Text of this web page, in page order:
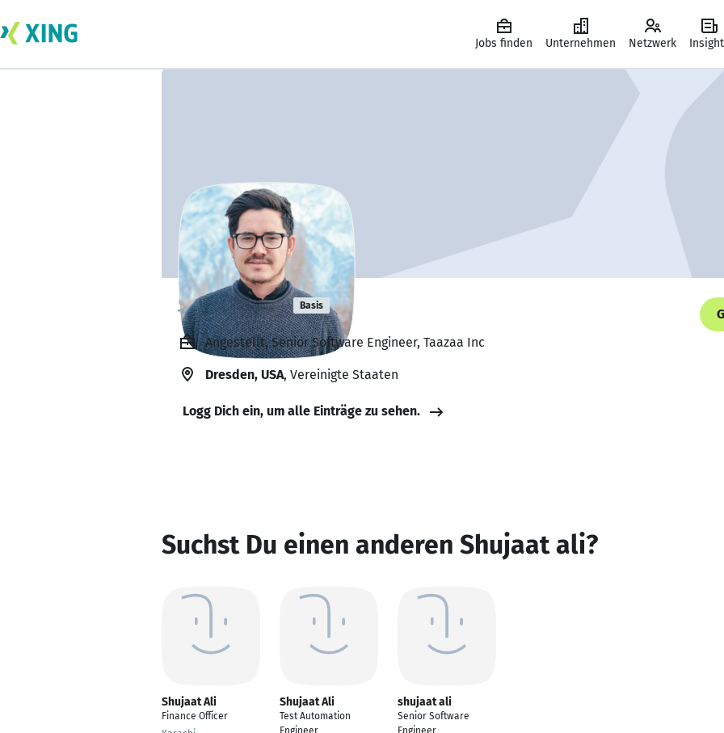
Jobs finden Unternehmen Netzwerk
Shujaat ali Basis
Angestellt, Senior Software Engineer, Taazaa Inc
Dresden, USA, Vereinigte Staaten
Logg Dich ein, um alle Einträge zu sehen.
Suchst Du einen anderen Shujaat ali?
Shujaat Ali
Finance Officer
Shujaat Ali
Test Automation
Engineer
shujaat ali
Senior Software
Engineer